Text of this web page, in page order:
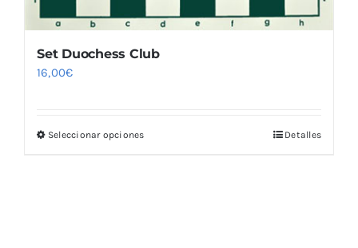
Set Duochess Club
16,00€
Seleccionar opcionesEste
Detalles